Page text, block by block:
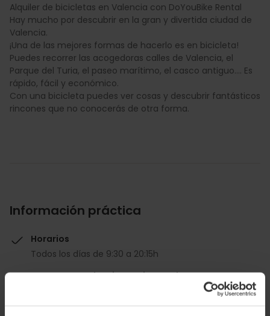
Alquiler de bicicletas en Valencia con DoYouBike Rental
Hay mucho por descubrir en la gran y divertida ciudad de
Valencia.
¡Una de las mejores formas de hacerlo es en bicicleta!
Puedes recorrer las acogedoras calles de Valencia, el
Parque del Turia, el paseo marítimo, el casco antiguo.... Es
rápido, fácil y económico.
Con una bicicleta puedes ver cosas y descubrir fantásticos
rincones que no conocerás de otra forma.
Información práctica
Horarios
Todos los días de 9:30 a 20:15h
Descuento Valencia Tourist Card